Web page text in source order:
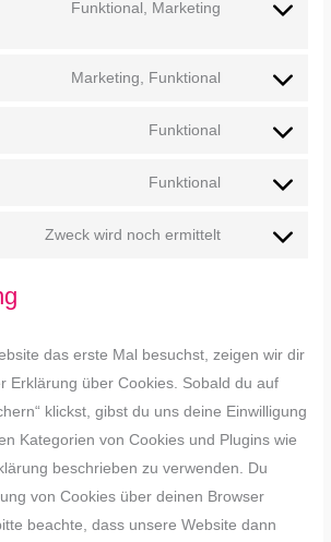
Funktional, Marketing
Marketing, Funktional
Funktional
Funktional
Zweck wird noch ermittelt
das erste Mal besuchst, zeigen wir dir
Erklärung über Cookies. Sobald du auf
klickst, gibst du uns deine Einwilligung
Kategorien von Cookies und Plugins wie
beschrieben zu verwenden. Du
von Cookies über deinen Browser
beachte, dass unsere Website dann